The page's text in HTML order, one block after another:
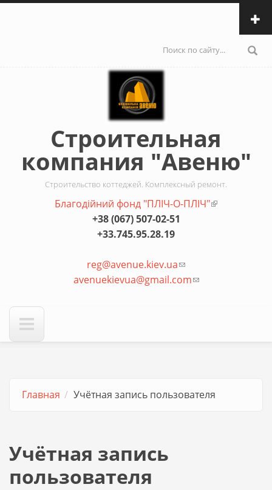
Перейти к основному содержанию
поиска
Строительная
компания "Авеню"
Строительство коттеджей. Комплексный ремонт.
Благодiйний фонд "ПЛIЧ-О-ПЛIЧ"
+38 (067) 507-02-51
+33.745.95.28.19
reg@avenue.kiev.ua
отправки email)
avenuekievua@gmail.com
Главная Учётная запись пользователя
Учётная запись
пользователя